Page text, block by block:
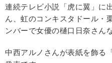
連続テレビ小説「虎に翼」に
ん、虹のコンキスタドール・
ンバーで女優の樋口日奈さん
中西アルノさんが表紙を飾